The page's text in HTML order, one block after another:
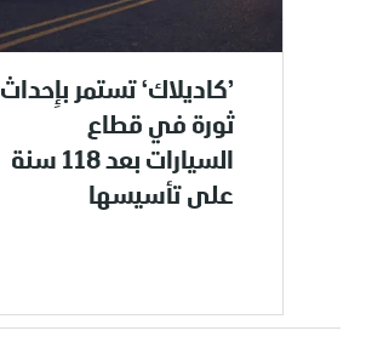
’كاديلاك‘ تستمر بإِحداث
ثورة في قطاع
السيارات بعد 118 سنة
على تأسيسها